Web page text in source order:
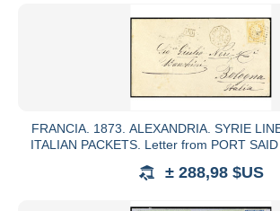
FRANCIA. 1873. ALEXANDRIA. SYRIE
ITALIAN PACKETS. Letter from PORT SAID
± 288,98 $US